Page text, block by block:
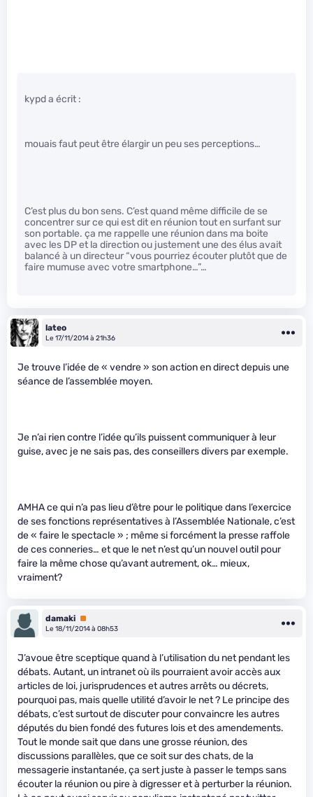
kypd a écrit :
mouais faut peut être élargir un peu ses perceptions…
C’est plus du bon sens. C’est quand même difficile de se
concentrer sur ce qui est dit en réunion tout en surfant sur
son portable. ça me rappelle une réunion dans ma boite
avec les DP et la direction ou justement une des élus avait
balancé à un directeur “vous pourriez écouter plutôt que de
faire mumuse avec votre smartphone…”…
lateo
Le 17/11/2014 à 21h36
Je trouve l’idée de « vendre » son action en direct depuis une
séance de l’assemblée moyen.
Je n’ai rien contre l’idée qu’ils puissent communiquer à leur
guise, avec je ne sais pas, des conseillers divers par exemple.
AMHA ce qui n’a pas lieu d’être pour le politique dans l’exercice
de ses fonctions représentatives à l’Assemblée Nationale, c’est
de « faire le spectacle » ; même si forcément la presse raffole
de ces conneries… et que le net n’est qu’un nouvel outil pour
faire la même chose qu’avant autrement, ok… mieux,
vraiment?
damaki Premium
Le 18/11/2014 à 08h53
J’avoue être sceptique quand à l’utilisation du net pendant les
débats. Autant, un intranet où ils pourraient avoir accès aux
articles de loi, jurisprudences et autres arrêts ou décrets,
pourquoi pas, mais quelle utilité d’avoir le net ? Le principe des
débats, c’est surtout de discuter pour convaincre les autres
députés du bien fondé des futures lois et des amendements.
Tout le monde sait que dans une grosse réunion, des
discussions parallèles, que ce soit sur des chats, de la
messagerie instantanée, ça sert juste à passer le temps sans
écouter la réunion ou pire à digresser et à perturber la réunion.